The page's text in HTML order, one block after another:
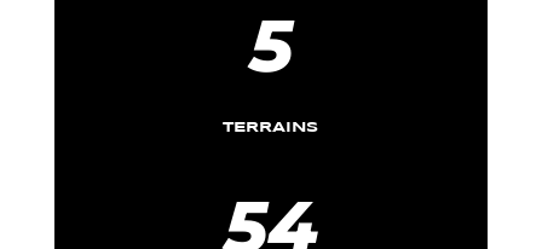
5
TERRAINS
54